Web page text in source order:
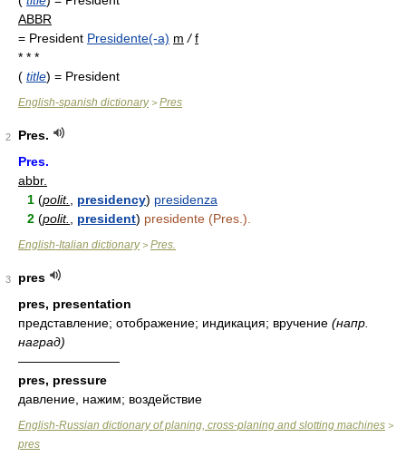
ABBR
= President Presidente(-a) m / f
* * *
( title) = President
English-spanish dictionary> Pres
2
Pres.
Pres.
abbr.
1 (polit. presidency) presidenza
2 (polit. president) presidente (Pres.).
English-Italian dictionary> Pres.
3
pres
pres, presentation
представление; отображение; индикация; вручение (напр.
наград)
————————
pres, pressure
давление, нажим; воздействие
English-Russian dictionary of planing, cross-planing and slotting machines >
pres